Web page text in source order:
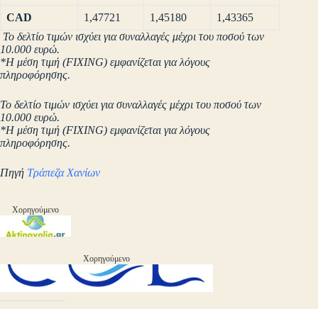
CAD 1,47721 1,45180
1,43365
Το δελτίο τιμών ισχύει για συναλλαγές μέχρι του ποσού των
10.000 ευρώ.
*Η μέση τιμή (FIXING) εμφανίζεται για λόγους
πληροφόρησης.
Το δελτίο τιμών ισχύει για συναλλαγές μέχρι του ποσού των
10.000 ευρώ.
*Η μέση τιμή (FIXING) εμφανίζεται για λόγους
πληροφόρησης.
Πηγή Τράπεζα Χανίων
Χορηγούμενο
Χορηγούμενο